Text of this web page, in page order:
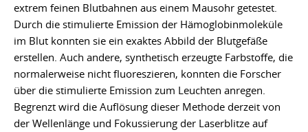
extrem feinen Blutbahnen aus einem Mausohr getestet.
Durch die stimulierte Emission der Hämoglobinmoleküle
im Blut konnten sie ein exaktes Abbild der Blutgefäße
erstellen. Auch andere, synthetisch erzeugte Farbstoffe, die
normalerweise nicht fluoreszieren, konnten die Forscher
über die stimulierte Emission zum Leuchten anregen.
Begrenzt wird die Auflösung dieser Methode derzeit von
der Wellenlänge und Fokussierung der Laserblitze auf